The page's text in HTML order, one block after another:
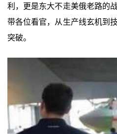
利，更是东大不走美俄老路的
带各位看官，从生产线玄机到
突破。